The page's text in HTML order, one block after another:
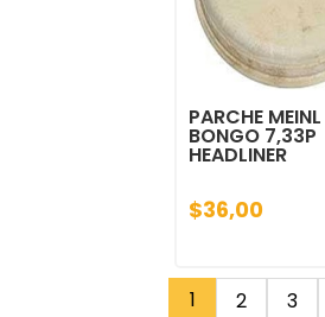
PARCHE MEINL
BONGO 7,33P
HEADLINER
$36,00
1 2
3